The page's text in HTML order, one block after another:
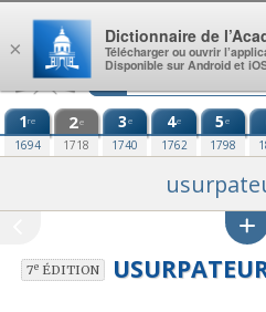
Aller au contenu
1re
1694
2e
1718
3e
1740
4e
1762
5e
1798
7eÉDITION
×
Dictionnaire de
Télécharger ou ouvrir
Disponible sur Android et